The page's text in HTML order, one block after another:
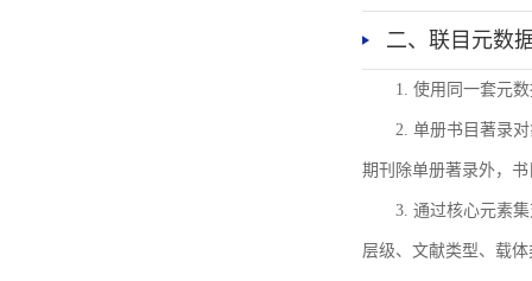
二、联目元数
1. 使用同一套元
2. 单册书目著录
期刊除单册著录外，
3. 通过核心元素
层级、文献类型、载